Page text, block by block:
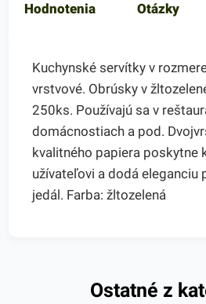
Hodnotenia Otázky
Kuchynské servítky v
vrstvové. Obrúsky v
250ks. Používajú sa v
domácnostiach a pod.
kvalitného papiera poskytne
užívateľovi a dodá eleganciu
jedál. Farba: žltozelená
Ostatné z